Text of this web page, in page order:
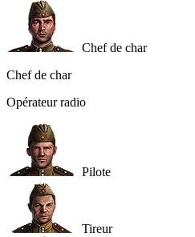
Chef de char
Chef de char
Opérateur radio
Pilote
Tireur